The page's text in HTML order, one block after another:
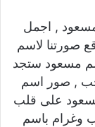
, اجمل
صورتنا لاسم
مسعود ستجد
, صور اسم
على قلب
وغرام باسم